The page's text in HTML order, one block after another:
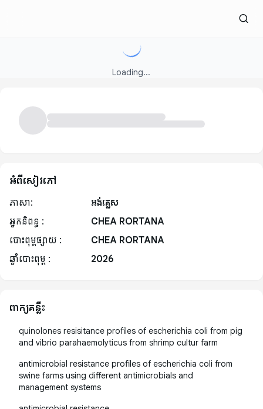
Loading...
អំពីសៀវភៅ
ភាសា:
អង់គ្លេស
អ្នកនិពន្ធ :
CHEA RORTANA
បោះពុម្ពផ្សាយ :
CHEA RORTANA
ឆ្នាំបោះពុម្ព :
2026
ពាក្យគន្លឹះ
quinolones resisitance profiles of escherichia coli from pig
and vibrio parahaemolyticus from shrimp cultur farm
antimicrobial resistance profiles of escherichia coli from
swine farms using different antimicrobials and
management systems